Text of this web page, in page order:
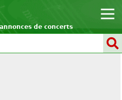
de concerts